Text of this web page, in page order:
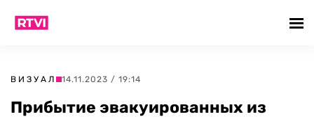
ВИЗУАЛ 14.11.2023 / 19:14
Прибытие эвакуированных из